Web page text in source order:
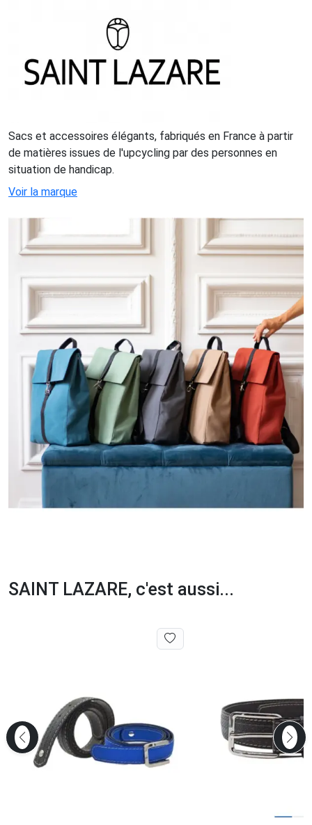
Sacs et accessoires élégants, fabriqués en France à partir
de matières issues de l'upcycling par des personnes en
situation de handicap.
Voir la marque
SAINT LAZARE, c'est aussi...